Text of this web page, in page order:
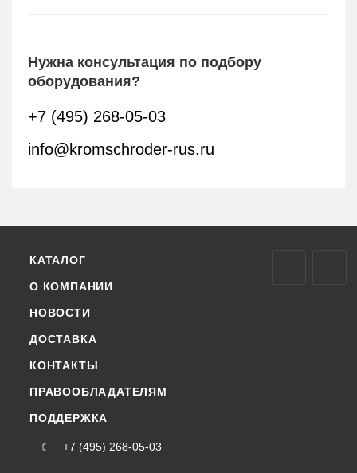
Нужна консультация по подбору
оборудования?
+7 (495) 268-05-03
info@kromschroder-rus.ru
КАТАЛОГ
О КОМПАНИИ
НОВОСТИ
ДОСТАВКА
КОНТАКТЫ
ПРАВООБЛАДАТЕЛЯМ
ПОДДЕРЖКА
+7 (495) 268-05-03